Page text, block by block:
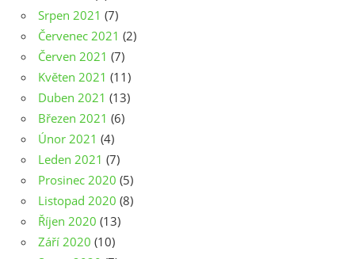
Srpen 2021 (7)
Červenec 2021 (2)
Červen 2021 (7)
Květen 2021 (11)
Duben 2021 (13)
Březen 2021 (6)
Únor 2021 (4)
Leden 2021 (7)
Prosinec 2020 (5)
Listopad 2020 (8)
Říjen 2020 (13)
Září 2020 (10)